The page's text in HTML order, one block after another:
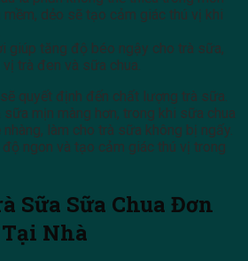
mềm, dẻo sẽ tạo cảm giác thú vị khi
giúp tăng độ béo ngậy cho trà sữa,
trà đen và sữa chua.
quyết định đến chất lượng trà sữa.
mịn màng hơn, trong khi sữa chua
làm cho trà sữa không bị ngấy.
ngon và tạo cảm giác thú vị trong
Sữa Sữa Chua Đơn
Nhà